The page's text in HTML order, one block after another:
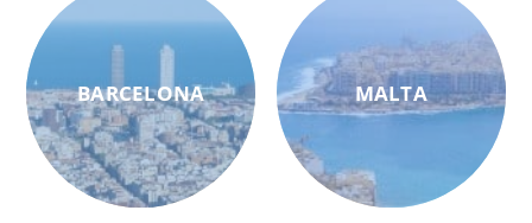
BARCELONA MALTA